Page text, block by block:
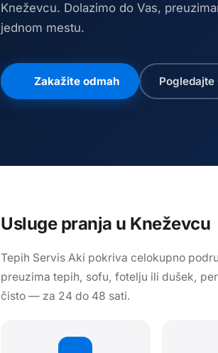
Kneževcu. Dolazimo do Vas,
jednom mestu.
Zakažite odmah Pogledajte
Usluge pranja u Kneževcu
Tepih Servis Aki pokriva celokupno
preuzima tepih, sofu, fotelju ili dušek,
čisto — za 24 do 48 sati.